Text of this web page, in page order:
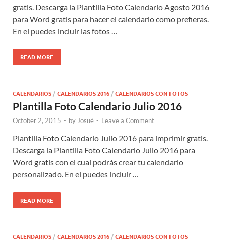
gratis. Descarga la Plantilla Foto Calendario Agosto 2016
para Word gratis para hacer el calendario como prefieras.
En el puedes incluir las fotos …
READ MORE
CALENDARIOS /CALENDARIOS 2016 /CALENDARIOS CON FOTOS
Plantilla Foto Calendario Julio 2016
October 2, 2015 - by Josué - Leave a Comment
Plantilla Foto Calendario Julio 2016 para imprimir gratis.
Descarga la Plantilla Foto Calendario Julio 2016 para
Word gratis con el cual podrás crear tu calendario
personalizado. En el puedes incluir …
READ MORE
CALENDARIOS /CALENDARIOS 2016 /CALENDARIOS CON FOTOS